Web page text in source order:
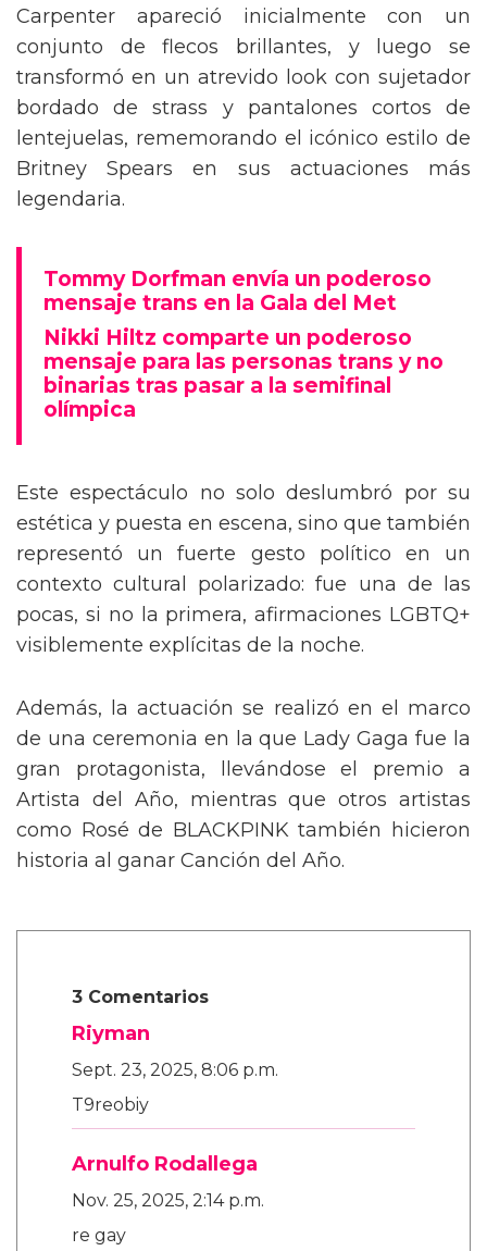
Carpenter apareció inicialmente con un
conjunto de flecos brillantes, y luego se
transformó en un atrevido look con sujetador
bordado de strass y pantalones cortos de
lentejuelas, rememorando el icónico estilo de
Britney Spears en sus actuaciones más
legendaria.
Tommy Dorfman envía un poderoso
mensaje trans en la Gala del Met
Nikki Hiltz comparte un poderoso
mensaje para las personas trans y no
binarias tras pasar a la semifinal
olímpica
Este espectáculo no solo deslumbró por su
estética y puesta en escena, sino que también
representó un fuerte gesto político en un
contexto cultural polarizado: fue una de las
pocas, si no la primera, afirmaciones LGBTQ+
visiblemente explícitas de la noche.
Además, la actuación se realizó en el marco
de una ceremonia en la que Lady Gaga fue la
gran protagonista, llevándose el premio a
Artista del Año, mientras que otros artistas
como Rosé de BLACKPINK también hicieron
historia al ganar Canción del Año.
3 Comentarios
Riyman
Sept. 23, 2025, 8:06 p.m.
T9reobiy
Arnulfo Rodallega
Nov. 25, 2025, 2:14 p.m.
re gay